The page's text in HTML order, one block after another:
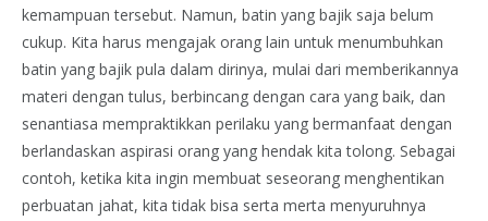
kemampuan tersebut. Namun, batin yang bajik saja belum
cukup. Kita harus mengajak orang lain untuk menumbuhkan
batin yang bajik pula dalam dirinya, mulai dari memberikannya
materi dengan tulus, berbincang dengan cara yang baik, dan
senantiasa mempraktikkan perilaku yang bermanfaat dengan
berlandaskan aspirasi orang yang hendak kita tolong. Sebagai
contoh, ketika kita ingin membuat seseorang menghentikan
perbuatan jahat, kita tidak bisa serta merta menyuruhnya